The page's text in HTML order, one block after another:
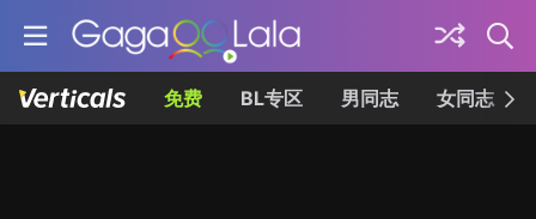
免费 BL专区 男同志 女同志